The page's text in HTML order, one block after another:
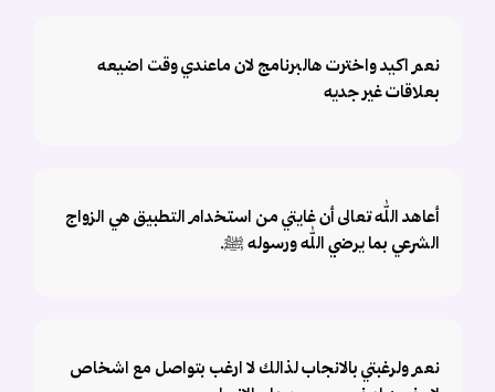
نعم اكيد واخترت هالبرنامج لان ماعندي وقت اضيعه
بعلاقات غير جديه
أعاهد الله تعالى أن غايتي من استخدام التطبيق هي الزواج
الشرعي بما يرضي الله ورسوله ﷺ.
نعم ولرغبتي بالانجاب لذالك لا ارغب بتواصل مع اشخاص